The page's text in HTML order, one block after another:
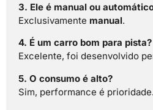
3. Ele é manual ou
Exclusivamente manual.
4. É um carro bom para pista?
Excelente, foi desenvolvido
5. O consumo é alto?
Sim, performance é prioridade.